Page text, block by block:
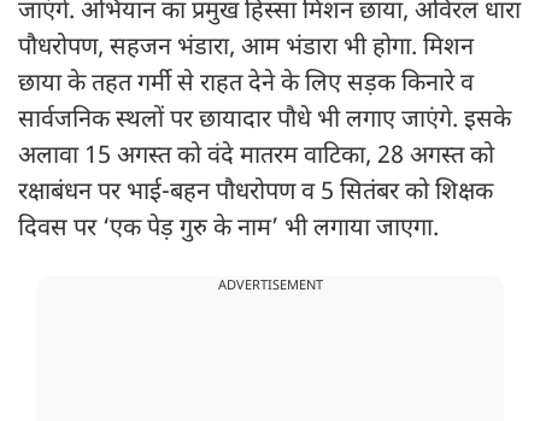
जाएंगे. अभियान का प्रमुख हिस्सा मिशन छाया, अविरल धारा
पौधरोपण, सहजन भंडारा, आम भंडारा भी होगा. मिशन
छाया के तहत गर्मी से राहत देने के लिए सड़क किनारे व
सार्वजनिक स्थलों पर छायादार पौधे भी लगाए जाएंगे. इसके
अलावा 15 अगस्त को वंदे मातरम वाटिका, 28 अगस्त को
रक्षाबंधन पर भाई-बहन पौधरोपण व 5 सितंबर को शिक्षक
दिवस पर ‘एक पेड़ गुरु के नाम’ भी लगाया जाएगा.
ADVERTISEMENT